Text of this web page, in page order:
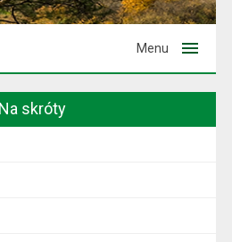
Menu
Na skróty